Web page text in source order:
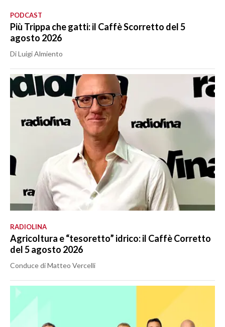
PODCAST
Più Trippa che gatti: il Caffè Scorretto del 5
agosto 2026
Di Luigi Almiento
RADIOLINA
Agricoltura e “tesoretto” idrico: il Caffè Corretto
del 5 agosto 2026
Conduce di Matteo Vercelli